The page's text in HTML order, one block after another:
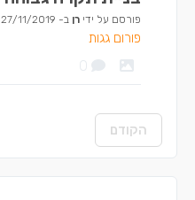
פורסם על ידי רן ב- 27/11/2019
פורום גגות
0
הקודם